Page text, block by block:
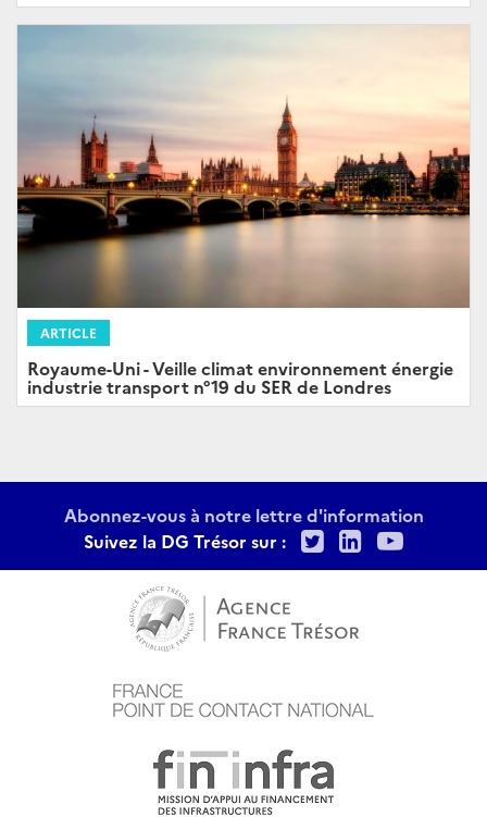
ARTICLE
Royaume-Uni - Veille climat environnement énergie
industrie transport n°19 du SER de Londres
Abonnez-vous à notre lettre d'information
Suivez la DG Trésor sur :
TwitterLinkedIn